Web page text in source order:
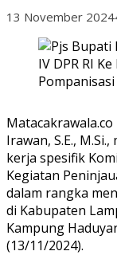
13 November 2024
Irawan, S.E.,
kerja spesifik
Kegiatan
dalam rangka
di Kabupaten
Kampung
(13/11/2024).